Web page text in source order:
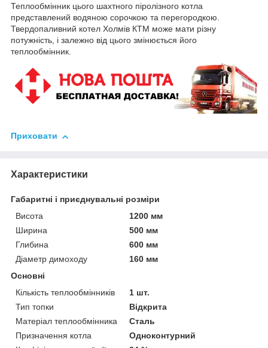
Теплообмінник цього шахтного піролізного котла
представлений водяною сорочкою та перегородкою.
Твердопаливний котел Холмів КТМ може мати різну
потужність, і залежно від цього змінюється його
теплообмінник.
Приховати
Характеристики
Габаритні і приєднувальні розміри
Висота
1200 мм
Ширина
500 мм
Глибина
600 мм
Діаметр димоходу
160 мм
Основні
Кількість теплообмінників
1 шт.
Тип топки
Відкрита
Матеріал теплообмінника
Сталь
Призначення котла
Одноконтурний